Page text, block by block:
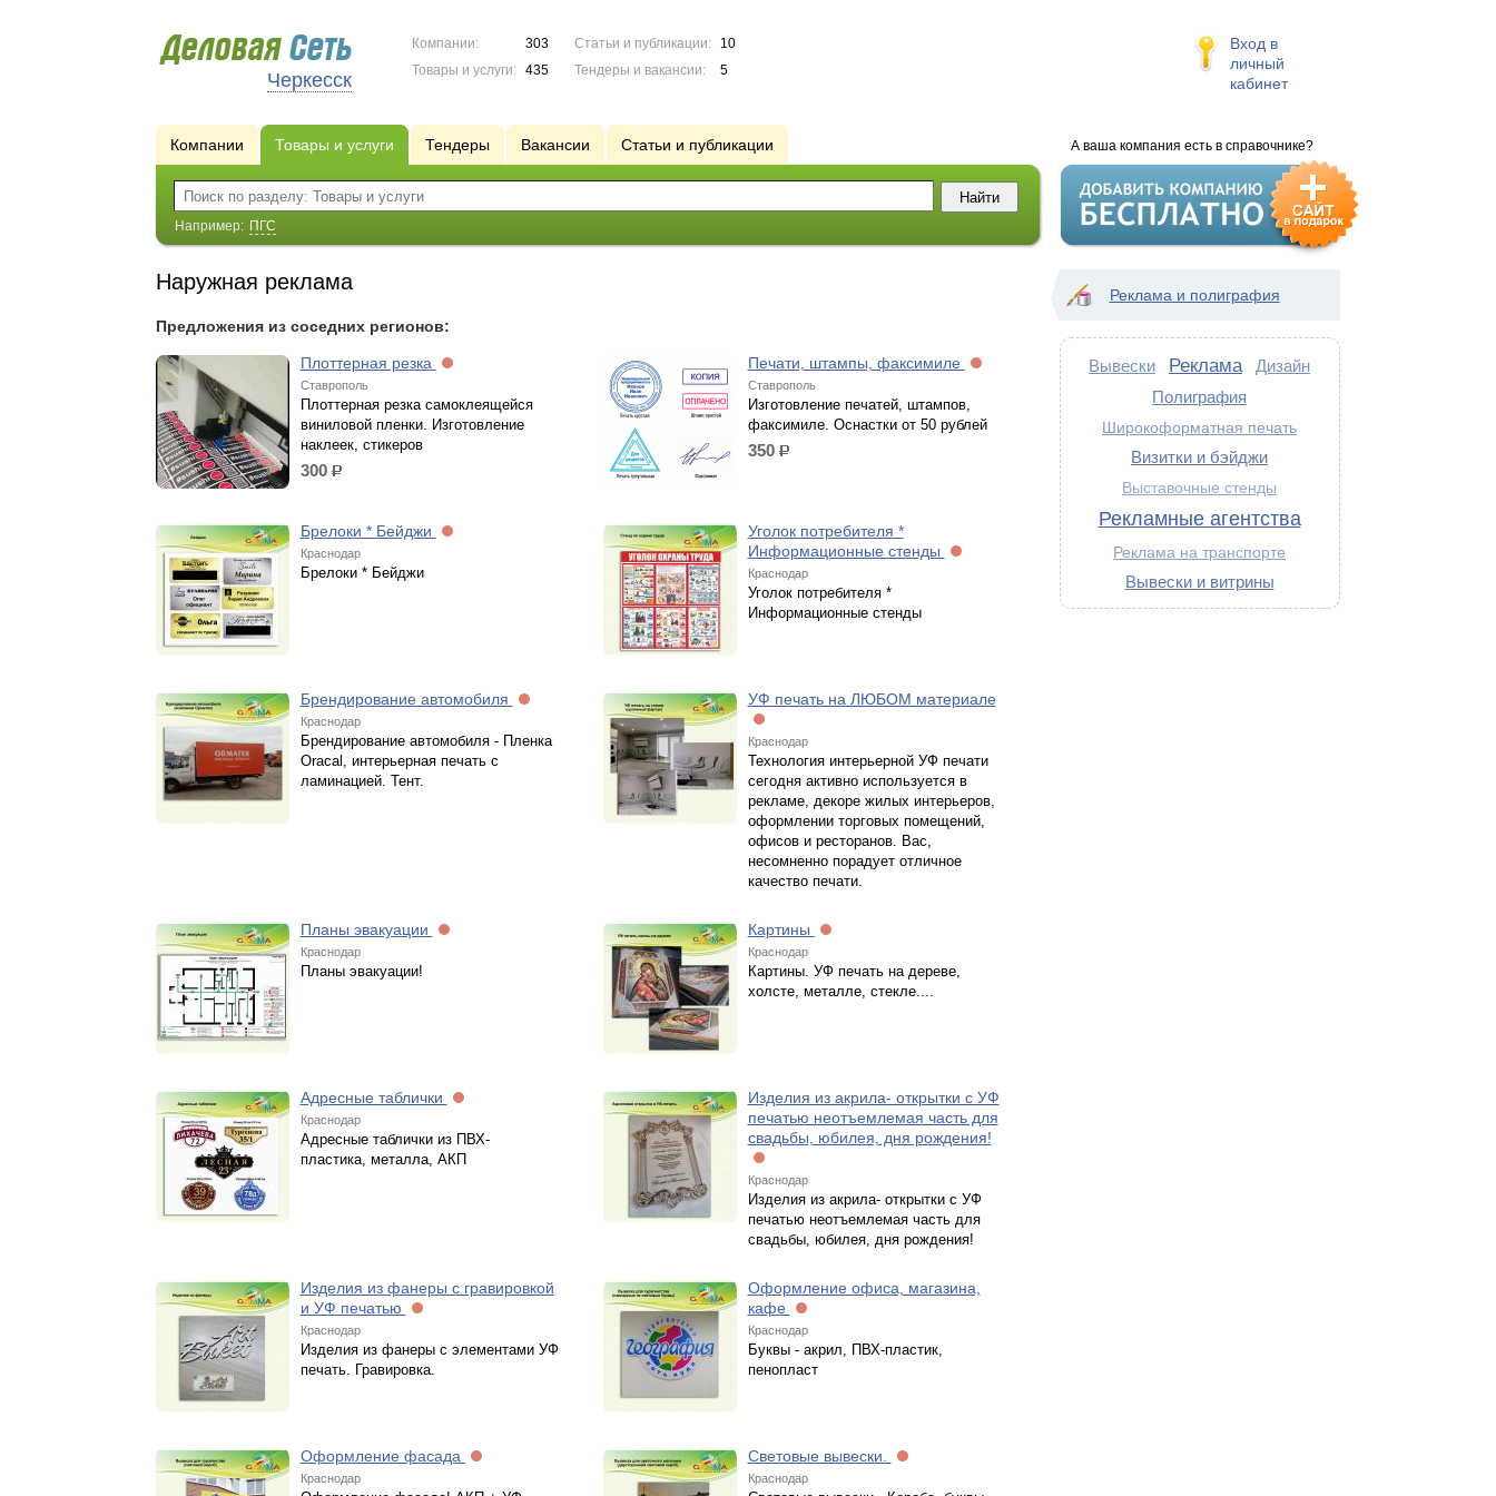
Черкесск
Компании:
303
Товары и услуги:
435
Статьи и публикации:
10
Тендеры и вакансии:
5
Вход в
личный
кабинет
А ваша компания есть в справочнике?
Компании Товары и услуги Тендеры Вакансии Статьи и публикации
Например: ПГС
Наружная реклама
Предложения из соседних регионов:
Плоттерная резка
Ставрополь
Плоттерная резка самоклеящейся
виниловой пленки. Изготовление
наклеек, стикеров
300 р.
Печати, штампы, факсимиле
Ставрополь
Изготовление печатей, штампов,
факсимиле. Оснастки от 50 рублей
350 р.
Брелоки * Бейджи
Краснодар
Брелоки * Бейджи
Уголок потребителя *
Информационные стенды
Краснодар
Уголок потребителя *
Информационные стенды
Брендирование автомобиля
Краснодар
Брендирование автомобиля - Пленка
Oracal, интерьерная печать с
ламинацией. Тент.
УФ печать на ЛЮБОМ материале
Краснодар
Технология интерьерной УФ печати
сегодня активно используется в
рекламе, декоре жилых интерьеров,
оформлении торговых помещений,
офисов и ресторанов. Вас,
несомненно порадует отличное
качество печати.
Планы эвакуации
Краснодар
Планы эвакуации!
Картины
Краснодар
Картины. УФ печать на дереве,
холсте, металле, стекле....
Адресные таблички
Краснодар
Адресные таблички из ПВХ-
пластика, металла, АКП
Изделия из акрила- открытки с УФ
печатью неотъемлемая часть для
свадьбы, юбилея, дня рождения!
Краснодар
Изделия из акрила- открытки с УФ
печатью неотъемлемая часть для
свадьбы, юбилея, дня рождения!
Изделия из фанеры с гравировкой
и УФ печатью
Краснодар
Изделия из фанеры с элементами УФ
печать. Гравировка.
Оформление офиса, магазина,
кафе
Краснодар
Буквы - акрил, ПВХ-пластик,
пенопласт
Оформление фасада
Краснодар
Световые вывески.
Краснодар
Реклама и полиграфия
Вывески Реклама
Дизайн
Полиграфия
Широкоформатная печать
Визитки и бэйджи
Выставочные стенды
Рекламные агентства
Реклама на транспорте
Вывески и витрины